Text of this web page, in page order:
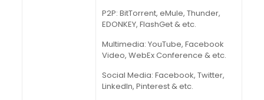
P2P: BitTorrent, eMule, Thunder,
EDONKEY, FlashGet & etc.
Multimedia: YouTube, Facebook
Video, WebEx Conference & etc.
Social Media: Facebook, Twitter,
LinkedIn, Pinterest & etc.